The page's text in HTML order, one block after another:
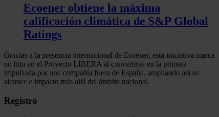
Ecoener obtiene la máxima
calificación climática de S&P Global
Ratings
Gracias a la presencia internacional de Ecoener, esta iniciativa marca
un hito en el Proyecto LIBERA al convertirse en la primera
impulsada por una compañía fuera de España, ampliando así su
alcance e impacto más allá del ámbito nacional.
Registro